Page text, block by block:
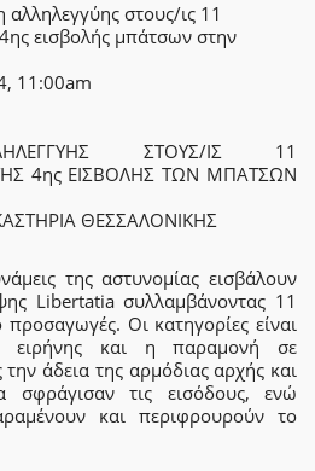
στους/ις 11
εισβολής μπάτσων στην
11:00am
ΣΤΟΥΣ/ΙΣ 11
4ης ΕΙΣΒΟΛΗΣ ΤΩΝ ΜΠΑΤΣΩΝ
ΘΕΣΣΑΛΟΝΙΚΗΣ
της αστυνομίας εισβάλουν
Libertatia συλλαμβάνοντας 11
Οι κατηγορίες είναι
ειρήνης και η παραμονή σε
την άδεια της αρμόδιας αρχής και
σφράγισαν τις εισόδους, ενώ
και περιφρουρούν το